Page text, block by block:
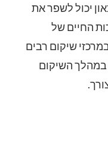
יכול לשפר את
החיים של
שיקום רבים
במהלך השיקום